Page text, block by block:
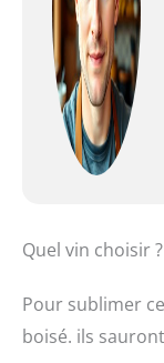
Quel vin choisir ?
Pour sublimer
boisé. ils